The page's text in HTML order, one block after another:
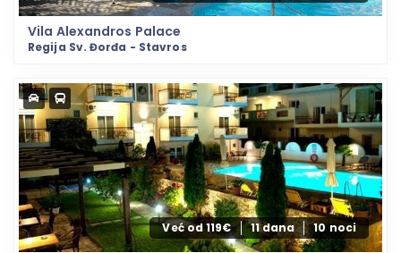
Vila Alexandros Palace
Regija Sv. Đorđa - Stavros
Već od 119€ 11 dana 10 noci